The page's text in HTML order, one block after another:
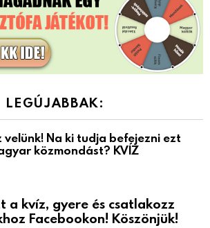
LEGÚJABBAK:
velünk! Na ki tudja befejezni ezt
közmondást? KVÍZ
a kvíz, gyere és csatlakozz
Facebookon! Köszönjük!